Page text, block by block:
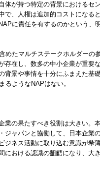
体が持つ特定の背景におけるセ
、人権は追加的コストになる
に責任を有するのかという、
たマルチステークホルダーの
在し、数多の中小企業が重要
背景や事情を十分にふまえた基
るようなNAPはない。
業の果たすべき役割は大きい。
ャパンと協働して、日本企業
ネス活動に取り込む意識が希
おける認識の齟齬になり、大